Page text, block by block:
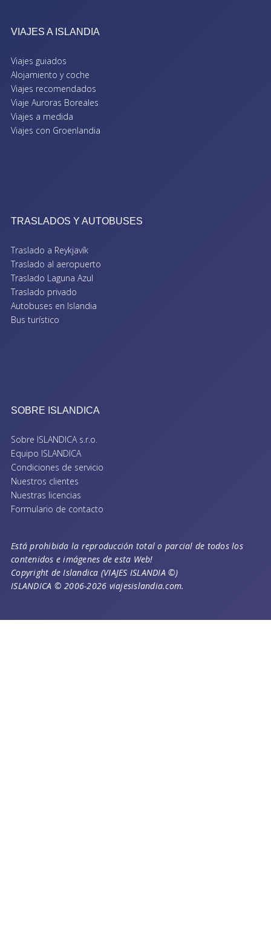
VIAJES A ISLANDIA
Viajes guiados
Alojamiento y coche
Viajes recomendados
Viaje Auroras Boreales
Viajes a medida
Viajes con Groenlandia
TRASLADOS Y AUTOBUSES
Traslado a Reykjavík
Traslado al aeropuerto
Traslado Laguna Azul
Traslado privado
Autobuses en Islandia
Bus turístico
SOBRE ISLANDICA
Sobre ISLANDICA s.r.o.
Equipo ISLANDICA
Condiciones de servicio
Nuestros clientes
Nuestras licencias
Formulario de contacto
Está prohibida la reproducción total o parcial de todos los
contenidos e imágenes de esta Web!
Copyright de Islandica (VIAJES ISLANDIA ©)
ISLANDICA © 2006-2026 viajesislandia.com.